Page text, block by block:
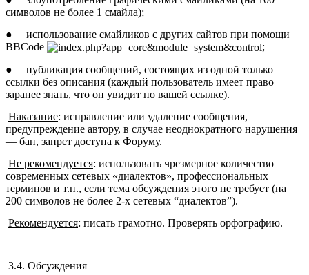
символов не более 1 смайла);
●
использование смайликов с других сайтов при помощи
BBCode
;
●
публикация сообщений, состоящих из одной только
ссылки без описания (каждый пользователь имеет право
заранее знать, что он увидит по вашей ссылке).
Наказание: исправление или удаление сообщения,
предупреждение автору, в случае неоднократного нарушения
— бан, запрет доступа к Форуму.
Не рекомендуется: использовать чрезмерное количество
современных сетевых «диалектов», профессиональных
терминов и т.п., если тема обсуждения этого не требует (на
200 символов не более 2-х сетевых “диалектов”).
Рекомендуется: писать грамотно. Проверять орфографию.
3.4. Обсуждения